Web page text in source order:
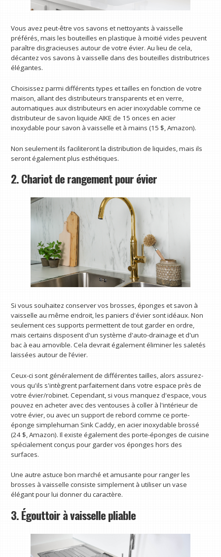
Vous avez peut-être vos savons et nettoyants à vaisselle
préférés, mais les bouteilles en plastique à moitié vides peuvent
paraître disgracieuses autour de votre évier. Au lieu de cela,
décantez vos savons à vaisselle dans des bouteilles distributrices
élégantes.
Choisissez parmi différents types et tailles en fonction de votre
maison, allant des distributeurs transparents et en verre,
automatiques aux distributeurs en acier inoxydable comme ce
distributeur de savon liquide AIKE de 15 onces en acier
inoxydable pour savon à vaisselle et à mains (15 $, Amazon).
Non seulement ils faciliteront la distribution de liquides, mais ils
seront également plus esthétiques.
2. Chariot de rangement pour évier
Si vous souhaitez conserver vos brosses, éponges et savon à
vaisselle au même endroit, les paniers d'évier sont idéaux. Non
seulement ces supports permettent de tout garder en ordre,
mais certains disposent d'un système d'auto-drainage et d'un
bac à eau amovible. Cela devrait également éliminer les saletés
laissées autour de l’évier.
Ceux-ci sont généralement de différentes tailles, alors assurez-
vous qu'ils s'intègrent parfaitement dans votre espace près de
votre évier/robinet. Cependant, si vous manquez d'espace, vous
pouvez en acheter avec des ventouses à coller à l'intérieur de
votre évier, ou avec un support de rebord comme ce porte-
éponge simplehuman Sink Caddy, en acier inoxydable brossé
(24 $, Amazon). Il existe également des porte-éponges de cuisine
spécialement conçus pour garder vos éponges hors des
surfaces.
Une autre astuce bon marché et amusante pour ranger les
brosses à vaisselle consiste simplement à utiliser un vase
élégant pour lui donner du caractère.
3. Égouttoir à vaisselle pliable